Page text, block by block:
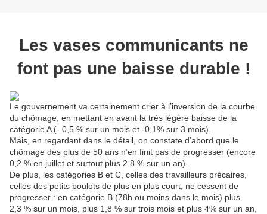
Les vases communicants ne
font pas une baisse durable !
Le gouvernement va certainement crier à l’inversion de la courbe
du chômage, en mettant en avant la très légère baisse de la
catégorie A (- 0,5 % sur un mois et -0,1% sur 3 mois).
Mais, en regardant dans le détail, on constate d’abord que le
chômage des plus de 50 ans n’en finit pas de progresser (encore
0,2 % en juillet et surtout plus 2,8 % sur un an).
De plus, les catégories B et C, celles des travailleurs précaires,
celles des petits boulots de plus en plus court, ne cessent de
progresser : en catégorie B (78h ou moins dans le mois) plus
2,3 % sur un mois, plus 1,8 % sur trois mois et plus 4% sur un an,